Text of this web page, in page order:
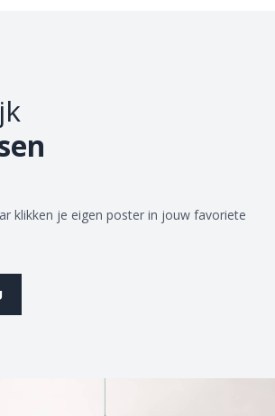
klikken je eigen poster in jouw favoriete